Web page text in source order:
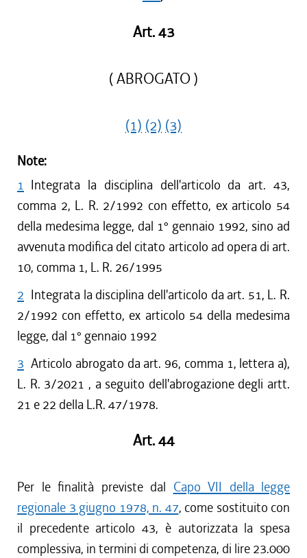
Art. 43
( ABROGATO )
(1) (2) (3)
Note:
1 Integrata la disciplina dell'articolo da art. 43,
comma 2, L. R. 2/1992 con effetto, ex articolo 54
della medesima legge, dal 1° gennaio 1992, sino ad
avvenuta modifica del citato articolo ad opera di art.
10, comma 1, L. R. 26/1995
2 Integrata la disciplina dell'articolo da art. 51, L. R.
2/1992 con effetto, ex articolo 54 della medesima
legge, dal 1° gennaio 1992
3 Articolo abrogato da art. 96, comma 1, lettera a),
L. R. 3/2021 , a seguito dell'abrogazione degli artt.
21 e 22 della L.R. 47/1978.
Art. 44
Per le finalità previste dal Capo VII della legge
regionale 3 giugno 1978, n. 47, come sostituito con
il precedente articolo 43, è autorizzata la spesa
complessiva, in termini di competenza, di lire 23.000